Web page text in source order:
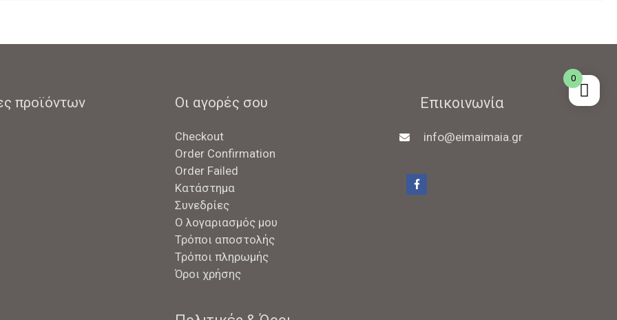
;
προϊόντων Οι αγορές σου
Checkout
Order Confirmation
Order Failed
Κατάστημα
Συνεδρίες
Ο λογαριασμός μου
Τρόποι αποστολής
Τρόποι πληρωμής
Όροι χρήσης
Επικοινωνία
info@eimaimaia.gr
0